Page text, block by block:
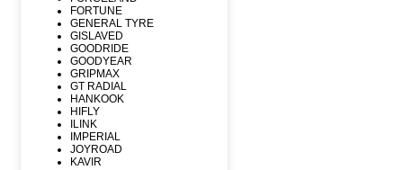
FORTUNE
GENERAL TYRE
GISLAVED
GOODRIDE
GOODYEAR
GRIPMAX
GT RADIAL
HANKOOK
HIFLY
ILINK
IMPERIAL
JOYROAD
KAVIR